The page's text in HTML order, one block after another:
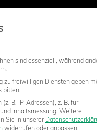
BUSINESS KIDS
sind essenziell, während
zu freiwilligen Diensten geben
bitten.
B. IP-Adressen), z. B. für
Inhaltsmessung. Weitere
Sie in unserer
widerrufen oder anpassen.